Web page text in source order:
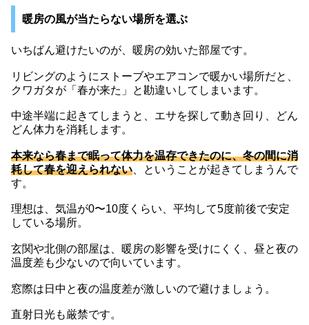
暖房の風が当たらない場所を選ぶ
いちばん避けたいのが、暖房の効いた部屋です。
リビングのようにストーブやエアコンで暖かい場所だと、
クワガタが「春が来た」と勘違いしてしまいます。
中途半端に起きてしまうと、エサを探して動き回り、どん
どん体力を消耗します。
本来なら春まで眠って体力を温存できたのに、冬の間に消
耗して春を迎えられない 、ということが起きてしまうんで
す。
理想は、気温が0〜10度くらい、平均して5度前後で安定
している場所。
玄関や北側の部屋は、暖房の影響を受けにくく、昼と夜の
温度差も少ないので向いています。
窓際は日中と夜の温度差が激しいので避けましょう。
直射日光も厳禁です。